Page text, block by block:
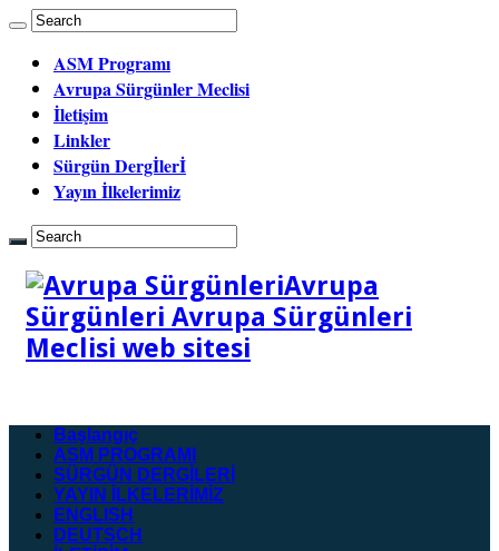
ASM Programı
Avrupa Sürgünler Meclisi
İletişim
Linkler
Sürgün Dergİlerİ
Yayın İlkelerimiz
Avrupa
Sürgünleri Avrupa Sürgünleri
Meclisi web sitesi
Başlangıç
ASM PROGRAMI
SÜRGÜN DERGİLERİ
YAYIN İLKELERİMİZ
ENGLISH
DEUTSCH